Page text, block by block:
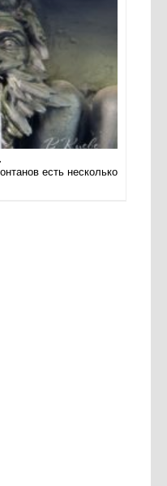
есть несколько